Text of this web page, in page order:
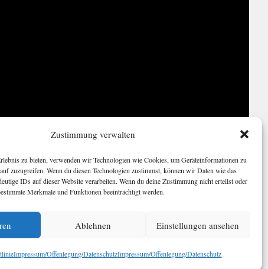
Zustimmung verwalten
zu bieten, verwenden wir Technologien wie Cookies, um Geräteinformationen zu
zuzugreifen. Wenn du diesen Technologien zustimmst, können wir Daten wie das
IDs auf dieser Website verarbeiten. Wenn du deine Zustimmung nicht erteilst oder
Merkmale und Funktionen beeinträchtigt werden.
Ablehnen Einstellungen ansehen
Impressum/Offenlegung/DatenschutzImpressum/Offenlegung/Datenschutz